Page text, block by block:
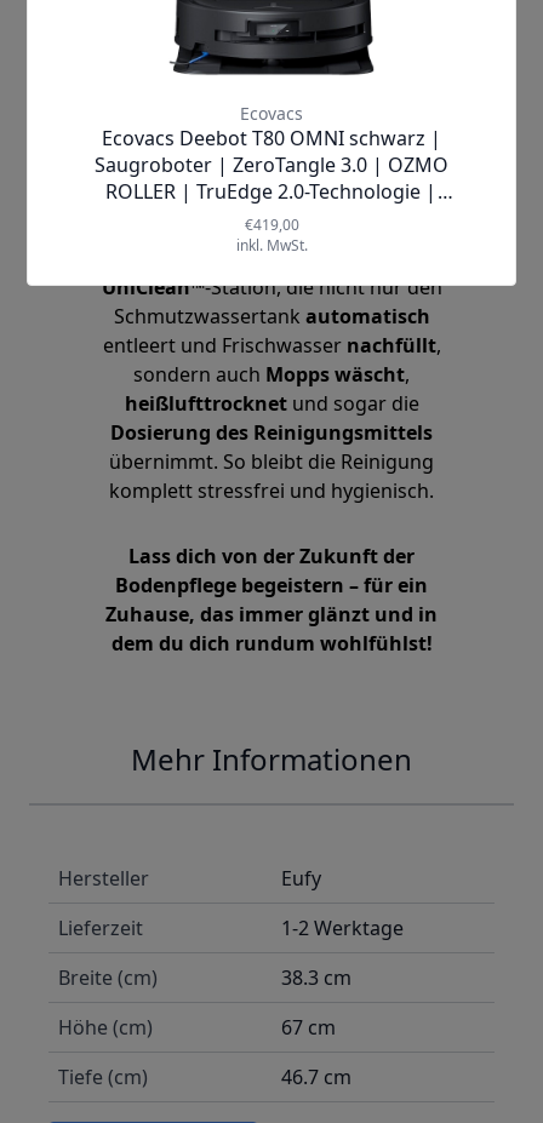
Im Alltag zeigt sich derS1 Pro
wahres Multitalent: Ob nach dem
Kochen Krümel auf dem Küchenboden
beseitigen, täglich den Flur wischen
oder auchhartnäckigen Schmutzim
Wohnzimmer entfernen – er meistert
jede Herausforderung souverän.
Besonders praktisch ist die
UniClean™-Station, die nicht nur den
Schmutzwassertank automatisch
entleert und Frischwasser nachfüllt,
sondern auch Mopps wäscht,
heißlufttrocknet und sogar die
Dosierung des Reinigungsmittels
übernimmt. So bleibt die Reinigung
komplett stressfrei und hygienisch.
Lass dich von der Zukunft der
Bodenpflege begeistern – für ein
Zuhause, das immer glänzt und in
dem du dich rundum wohlfühlst!
Mehr Informationen
Hersteller
Eufy
Lieferzeit
1-2 Werktage
Breite (cm)
38.3 cm
Höhe (cm)
67 cm
Tiefe (cm)
46.7 cm